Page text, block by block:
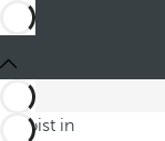
Du bist in